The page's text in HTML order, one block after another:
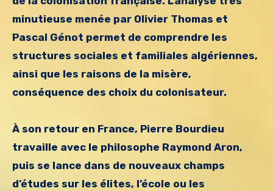
minutieuse menée par Olivier Thomas et
Pascal Génot permet de comprendre les
structures sociales et familiales algériennes,
ainsi que les raisons de la misère,
conséquence des choix du colonisateur.
À son retour en France, Pierre Bourdieu
travaille avec le philosophe Raymond Aron,
puis se lance dans de nouveaux champs
d’études sur les élites, l’école ou les